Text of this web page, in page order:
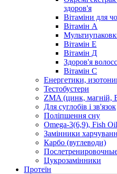
здоров'я
Вітаміни для
Вітамін А
Вітамін Е
Вітамін Д
Здоров'я
Вітамін С
Енергетики,
Тестобустери
ZMA (цинк, магній,
Для суглобів і зв'язок
Поліпшення сну
Omega-3(6,9), Fish Oil
Замінники
Карбо (вуглеводи)
Цукрозамінники
Протеїн